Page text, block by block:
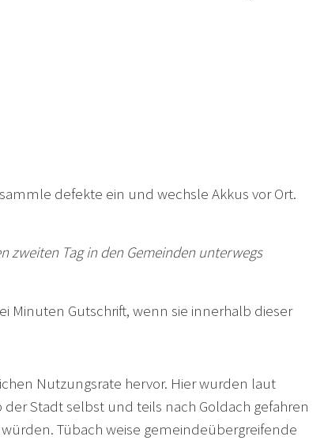
defekte ein und wechsle Akkus vor Ort.
zweiten Tag in den Gemeinden unterwegs
Minuten Gutschrift, wenn sie innerhalb dieser
Nutzungsrate hervor. Hier wurden laut
Stadt selbst und teils nach Goldach gefahren
Tübach weise gemeindeübergreifende